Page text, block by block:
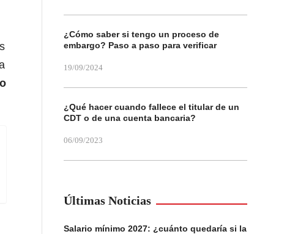
¿Cómo saber si tengo un proceso de
embargo? Paso a paso para verificar
19/09/2024
¿Qué hacer cuando fallece el titular de un
CDT o de una cuenta bancaria?
06/09/2023
Últimas Noticias
Salario mínimo 2027: ¿cuánto quedaría si la